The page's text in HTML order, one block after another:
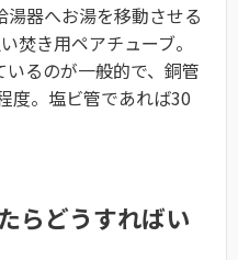
器へお湯を移動させる
焚き用ペアチューブ。
るのが一般的で、銅管
度。塩ビ管であれば30
らどうすればい